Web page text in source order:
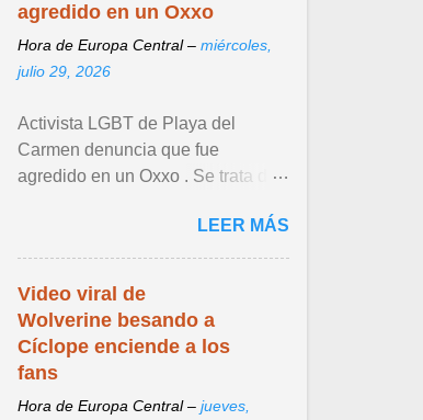
agredido en un Oxxo
Hora de Europa Central – miércoles,
julio 29, 2026
Activista LGBT de Playa del
Carmen denuncia que fue
agredido en un Oxxo . Se trata de
sucedido. Ver articulo ...LEER MÁS
Video viral de
Wolverine besando a
Cíclope enciende a los
fans
Hora de Europa Central – jueves,